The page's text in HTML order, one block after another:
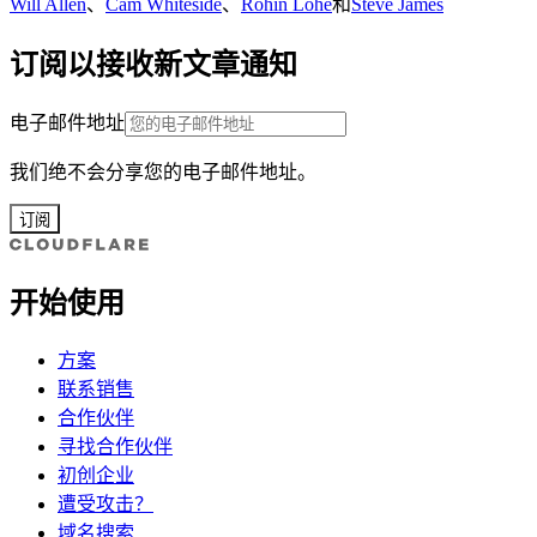
订阅以接收新文章通知
电子邮件地址
我们绝不会分享您的电子邮件地址。
订阅
开始使用
方案
联系销售
合作伙伴
寻找合作伙伴
初创企业
遭受攻击？